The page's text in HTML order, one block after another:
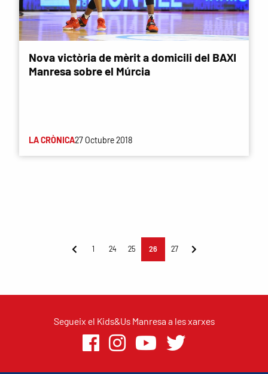
Nova victòria de mèrit a domicili del BAXI
Manresa sobre el Múrcia
LA CRÒNICA27 Octubre 2018
1 24 25 26 27
Segueix el Kids&Us Manresa a les xarxes